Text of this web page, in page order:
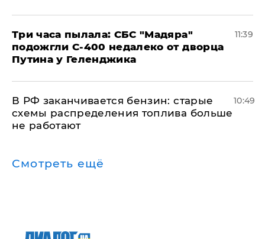
Три часа пылала: СБС "Мадяра"
подожгли С-400 недалеко от дворца
Путина у Геленджика
11:39
​В РФ заканчивается бензин: старые
схемы распределения топлива больше
не работают
10:49
Смотреть ещё